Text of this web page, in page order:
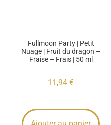
Fullmoon Party | Petit
Nuage | Fruit du dragon –
Fraise – Frais | 50 ml
11,94 €